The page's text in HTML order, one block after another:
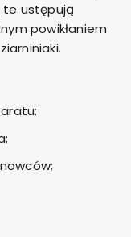
te ustępują
powikłaniem